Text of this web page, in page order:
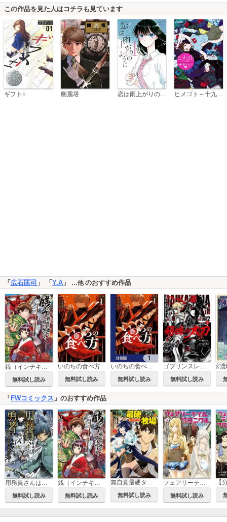
この作品を見た人はコチラも見ています
ギフト± 幽麗塔 ヒメゴト～十九歳の制服～
「広石匡司 」 「Y.A 」 …他のおすすめ作品
銭（インチキ）の力で、戦国の世を駆け抜ける。
無料試し読み
いのちの食べ方
無料試し読み
いのちの食べ方【分冊版】
無料試し読み
ゴブリンスレイヤー外伝2 鍔鳴の太刀《ダイ・カタナ》
無料試し読み
幻
「 FWコミックス 」のおすすめ作品
無料試し読み 無料試し読み 無料試し読み 無料試し読み